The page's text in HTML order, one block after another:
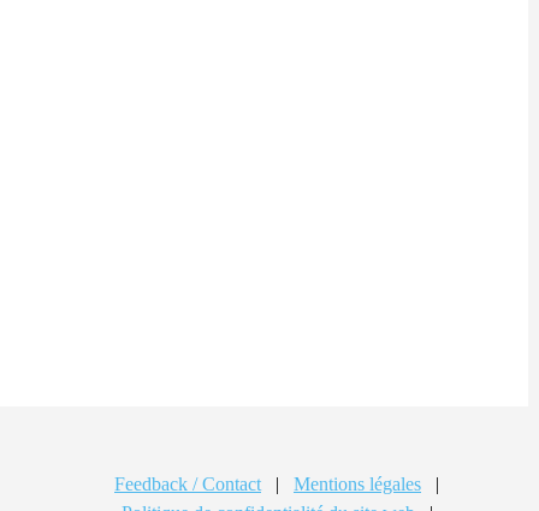
Feedback / Contact | Mentions légales
|